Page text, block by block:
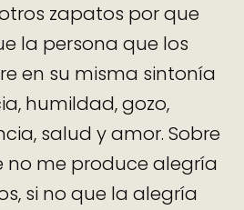
zapatos por que
la persona que los
en su misma sintonía
humildad, gozo,
salud y amor. Sobre
no me produce alegría
si no que la alegría